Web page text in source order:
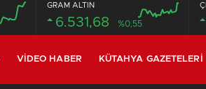
GRAM ALTIN
6.531,68 %0,55
VIDEO HABER KÜTAHYA GAZETELERI